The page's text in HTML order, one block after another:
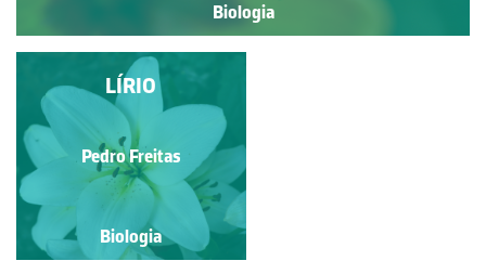
Biologia
LÍRIO (AÇUCENA)
Pedro Freitas
Biologia
LÍRIO
Pedro Freitas
Biologia